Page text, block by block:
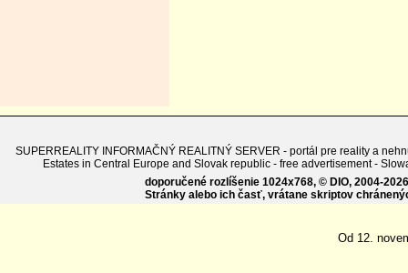
SUPERREALITY INFORMAČNÝ REALITNÝ SERVER - portál pre reality a
Estates in Central Europe and Slovak republic - free advertisement -
doporučené rozlíšenie 1024x768, © DIO, 2004-
Stránky alebo ich časť, vrátane skriptov
Od 12.